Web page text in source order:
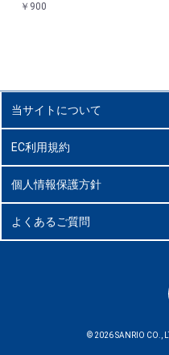
￥900
当サイトについて
EC利用規約
個人情報保護方針
よくあるご質問
© 2026 SANRIO CO.,